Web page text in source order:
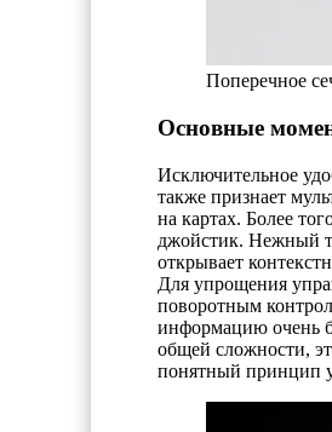
Поперечное
Основные
Исключительное
также признает
на картах. Более
джойстик. Нежный
открывает
Для упрощения
поворотным
информацию очень
общей сложности,
понятный принцип